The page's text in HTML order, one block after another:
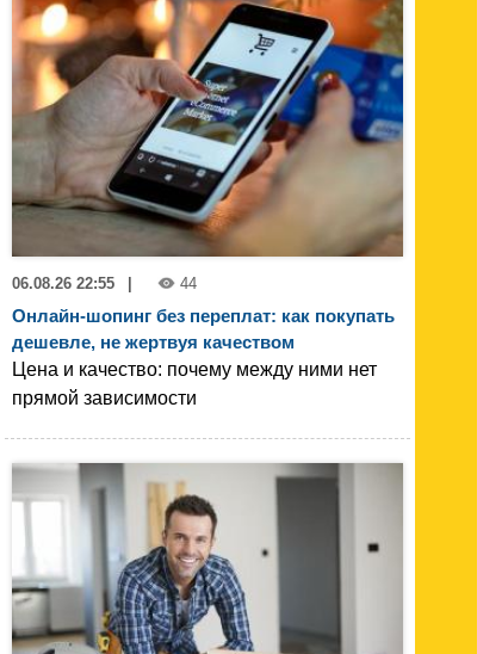
06.08.26 22:55 44
Онлайн-шопинг без переплат: как покупать
дешевле, не жертвуя качеством
Цена и качество: почему между ними нет
прямой зависимости